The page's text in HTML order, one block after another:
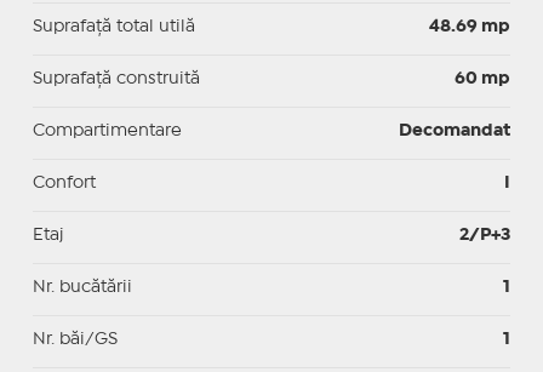
Suprafaţă total utilă 48.69 mp
Suprafaţă construită 60 mp
Compartimentare Decomandat
Confort
Etaj 2/P+3
Nr. bucătării 1
Nr. băi/GS 1